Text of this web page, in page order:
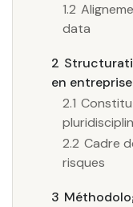
1.2
data
2
en entreprise
2.1
2.2 Cadre
risques
3